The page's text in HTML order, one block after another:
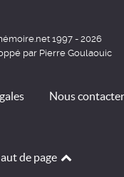
1997 - 2026
par Pierre Goulaouic
Nous contacter
de page